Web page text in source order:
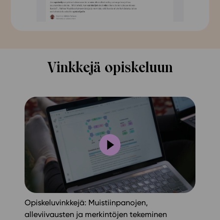
Vinkkejä opiskeluun
Opiskeluvinkkejä: Muistiinpanojen,
alleviivausten ja merkintöjen tekeminen